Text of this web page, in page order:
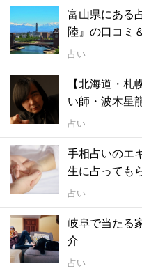
富山県にある
陸』の口コミ
占い
【北海道・
い師・波木星
占い
手相占いのエ
生に占っても
占い
岐阜で当たる
介
占い